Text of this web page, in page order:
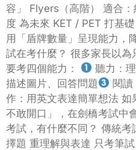
容」 Flyers（高階） 適合
度 為未來 KET / PET 打基
用「盾牌數量」呈現能力，
試在考什麼？ 很多家長以
要考四個能力：
聽力：
描述圖片、回答問題
閱讀
作：用英文表達簡單想法 如
不敢開口」，在劍橋考試中
考試，有什麼不同？ 傳統
擇題 重理解與表達 只考筆